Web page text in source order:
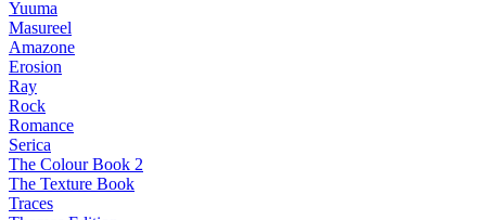
Yuuma
Masureel
Amazone
Erosion
Ray
Rock
Romance
Serica
The Colour Book 2
The Texture Book
Traces